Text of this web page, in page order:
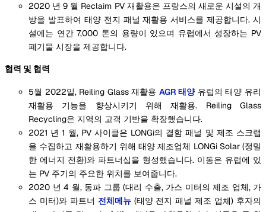
2020 년 9 월 Reclaim PV 재활용은 프랑스의 새로운 시설의 개
방을 발표하여 태양 전지 패널 재활용 서비스를 제공합니다. 시
설에는 연간 7,000 톤의 용량이 있으며 유럽에서 성장하는 PV
폐기물 시장을 제공합니다.
협력 및 협력
5월 2022일, Reiling Glass 재활용 AGR 태양유럽의 태양 유리
재활용 기능을 향상시키기 위해 재활용. Reiling Glass
Recycling은 지역의 고객 기반을 확장했습니다.
2021 년 1 월, PV 사이클은 LONGi의 결함 패널 및 제조 스크랩
을 수집하고 재활용하기 위해 태양 제조업체 LONGi Solar (정밀
한 에너지 전환)와 파트너십을 형성했습니다. 이동은 유럽에 있
는 PV 주기의 주요한 위치를 보여줍니다.
2020 년 4 월, 동파 그룹 (대리 수출, 가스 미터의 제조 업체, 가
스 미터)와 파트너 전체메뉴(태양 전지 패널 제조 업체) 후자의